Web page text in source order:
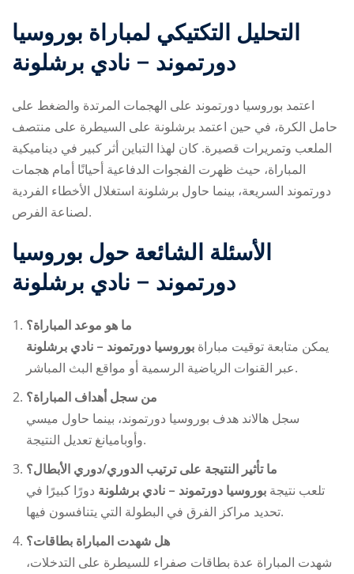
التحليل التكتيكي لمباراة بوروسيا
دورتموند – نادي برشلونة
اعتمد بوروسيا دورتموند على الهجمات المرتدة والضغط على
حامل الكرة، في حين اعتمد برشلونة على السيطرة على منتصف
الملعب وتمريرات قصيرة. كان لهذا التباين أثر كبير في ديناميكية
المباراة، حيث ظهرت الفجوات الدفاعية أحيانًا أمام هجمات
دورتموند السريعة، بينما حاول برشلونة استغلال الأخطاء الفردية
لصناعة الفرص.
الأسئلة الشائعة حول بوروسيا
دورتموند – نادي برشلونة
ما هو موعد المباراة؟
يمكن متابعة توقيت مباراة بوروسيا دورتموند – نادي برشلونة
عبر القنوات الرياضية الرسمية أو مواقع البث المباشر.
من سجل أهداف المباراة؟
سجل هالاند هدف بوروسيا دورتموند، بينما حاول ميسي
وأوباميانغ تعديل النتيجة.
ما تأثير النتيجة على ترتيب الدوري/دوري الأبطال؟
تلعب نتيجة بوروسيا دورتموند – نادي برشلونة دورًا كبيرًا في
تحديد مراكز الفرق في البطولة التي يتنافسون فيها.
هل شهدت المباراة بطاقات؟
شهدت المباراة عدة بطاقات صفراء للسيطرة على التدخلات،